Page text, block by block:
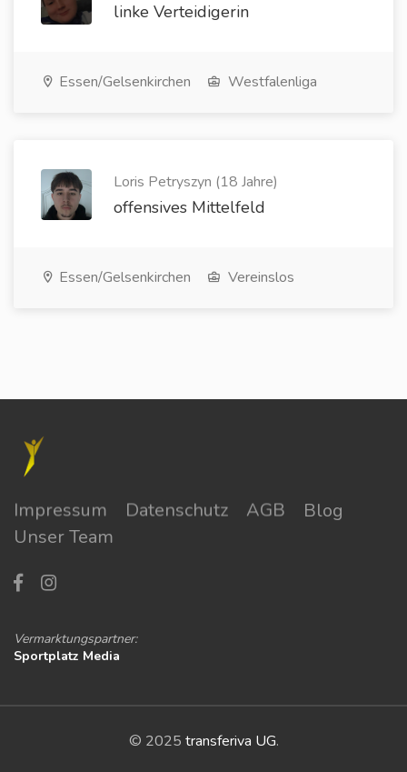
linke Verteidigerin
Essen/Gelsenkirchen Westfalenliga
Loris Petryszyn (18 Jahre)
offensives Mittelfeld
Essen/Gelsenkirchen Vereinslos
Impressum Datenschutz AGB
Blog
Unser Team
Vermarktungspartner:
Sportplatz Media
© 2025 transferiva UG.